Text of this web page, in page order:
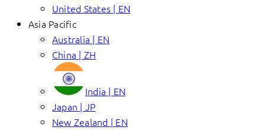
United States | EN
Asia Pacific
Australia | EN
China | ZH
India | EN
Japan | JP
New Zealand | EN